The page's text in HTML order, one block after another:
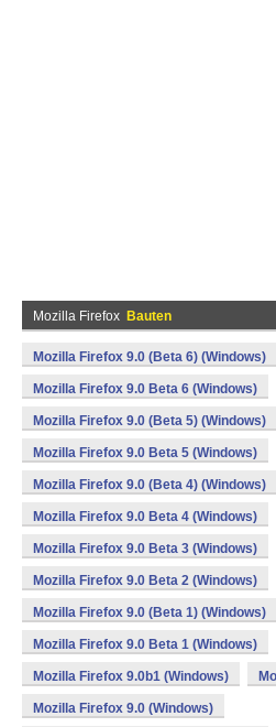
Mozilla Firefox Bauten
Mozilla Firefox 9.0 (Beta 6) (Windows)
Mozilla Firefox 9.0 Beta 6 (Windows)
Mozilla Firefox 9.0 (Beta 5) (Windows)
Mozilla Firefox 9.0 Beta 5 (Windows)
Mozilla Firefox 9.0 (Beta 4) (Windows)
Mozilla Firefox 9.0 Beta 4 (Windows)
Mozilla Firefox 9.0 Beta 3 (Windows)
Mozilla Firefox 9.0 Beta 2 (Windows)
Mozilla Firefox 9.0 (Beta 1) (Windows)
Mozilla Firefox 9.0 Beta 1 (Windows)
Mozilla Firefox 9.0b1 (Windows)
Mozilla Firefox 9.0 (Windows)